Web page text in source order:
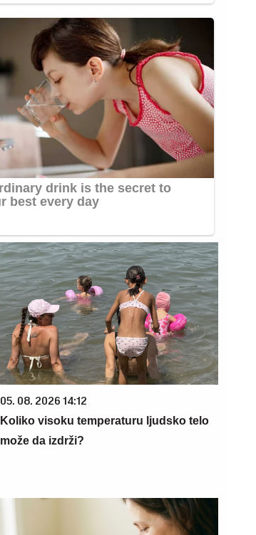
05. 08. 2026 14:12
Koliko visoku temperaturu ljudsko telo
može da izdrži?